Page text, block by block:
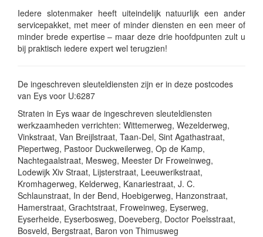
Iedere slotenmaker heeft uiteindelijk natuurlijk een ander
servicepakket, met meer of minder diensten en een meer of
minder brede expertise – maar deze drie hoofdpunten zult u
bij praktisch iedere expert wel terugzien!
De ingeschreven sleuteldiensten zijn er in deze postcodes
van Eys voor U:6287
Straten in Eys waar de ingeschreven sleuteldiensten
werkzaamheden verrichten: Wittemerweg, Wezelderweg,
Vinkstraat, Van Breijlstraat, Taan-Del, Sint Agathastraat,
Piepertweg, Pastoor Duckweilerweg, Op de Kamp,
Nachtegaalstraat, Mesweg, Meester Dr Froweinweg,
Lodewijk Xiv Straat, Lijsterstraat, Leeuwerikstraat,
Kromhagerweg, Kelderweg, Kanariestraat, J. C.
Schlaunstraat, In der Bend, Hoebigerweg, Hanzonstraat,
Hamerstraat, Grachtstraat, Froweinweg, Eyserweg,
Eyserheide, Eyserbosweg, Doeveberg, Doctor Poelsstraat,
Bosveld, Bergstraat, Baron von Thimusweg